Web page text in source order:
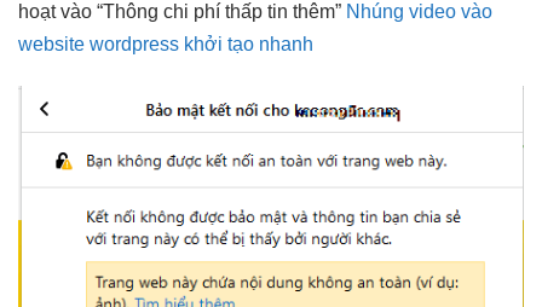
hoạtvào “Thông chi phí thấp tin thêm” Nhúng video vào
website wordpress khởi tạo nhanh